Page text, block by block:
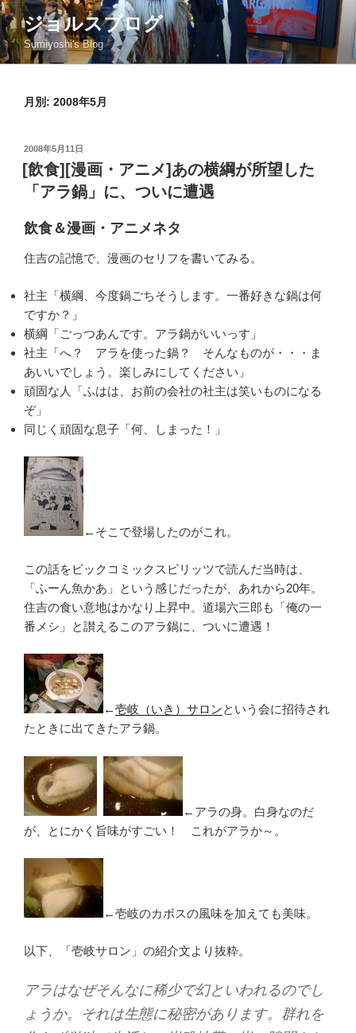
コ
ン
テ
ン
ジョルスブログ
Sumiyoshi's Blog
月別: 2008年5月
投
稿
日:
2008年5月11日
[飲食][漫画・アニメ]あの横綱が所望した
「アラ鍋」に、ついに遭遇
飲食＆漫画・アニメネタ
住吉の記憶で、漫画のセリフを書いてみる。
社主「横綱、今度鍋ごちそうします。一番好きな鍋は何
ですか？」
横綱「ごっつあんです。アラ鍋がいいっす」
社主「へ？ アラを使った鍋？ そんなものが・・・ま
あいいでしょう。楽しみにしてください」
頑固な人「ふはは、お前の会社の社主は笑いものになる
ぞ」
同じく頑固な息子「何、しまった！」
←そこで登場したのがこれ。
この話をビックコミックスピリッツで読んだ当時は、
「ふーん魚かあ」という感じだったが、あれから20年。
住吉の食い意地はかなり上昇中。道場六三郎も「俺の一
番メシ」と讃えるこのアラ鍋に、ついに遭遇！
←壱岐（いき）サロンという会に招待され
たときに出てきたアラ鍋。
←アラの身。白身なのだ
が、とにかく旨味がすごい！ これがアラか～。
←壱岐のカボスの風味を加えても美味。
以下、「壱岐サロン」の紹介文より抜粋。
アラはなぜそんなに稀少で幻といわれるのでし
ょうか。それは生態に秘密があります。群れを